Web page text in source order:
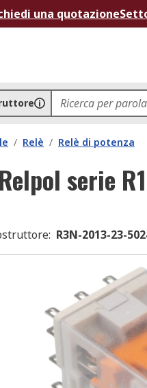
una quotazione
/ Relè / Relè di potenza
serie
: R3N-2013-23-